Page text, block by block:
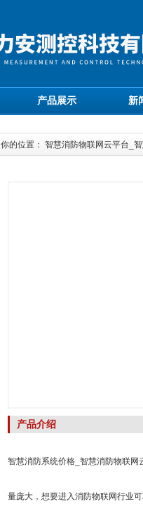
产品展示 新
你的位置： 智慧消防物联网云平台_
产品介绍
智慧消防系统价格_智慧消防物联
量庞大，想要进入消防物联网行业